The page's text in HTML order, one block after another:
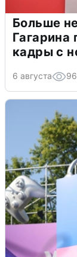
Больше
Гагарина
кадры с
6 августа 96